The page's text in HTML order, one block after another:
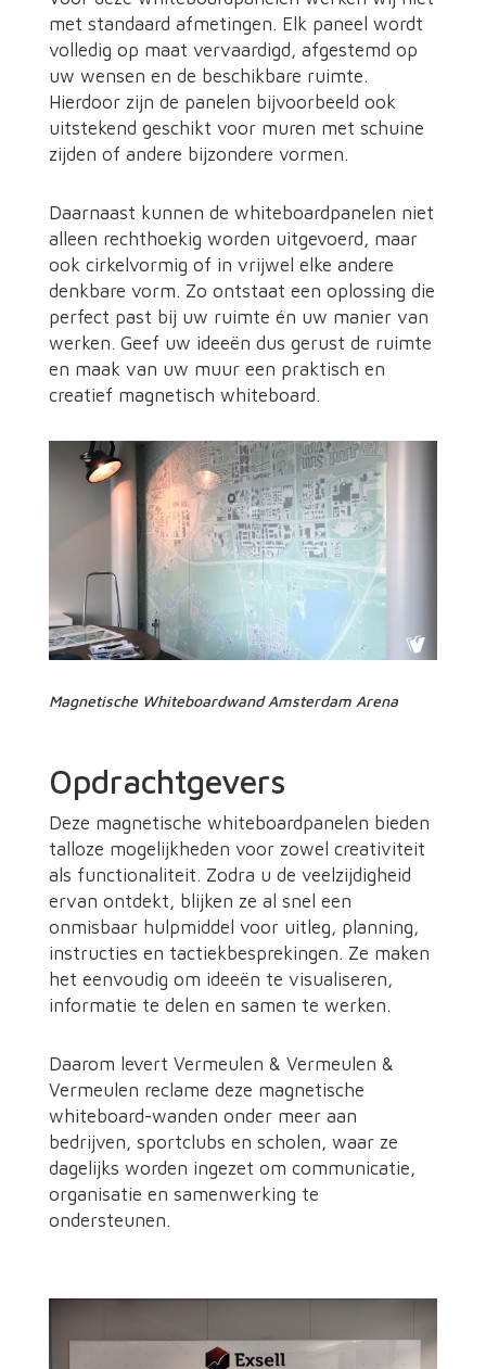
met standaard afmetingen. Elk paneel wordt
volledig op maat vervaardigd, afgestemd op
uw wensen en de beschikbare ruimte.
Hierdoor zijn de panelen bijvoorbeeld ook
uitstekend geschikt voor muren met schuine
zijden of andere bijzondere vormen.
Daarnaast kunnen de whiteboardpanelen niet
alleen rechthoekig worden uitgevoerd, maar
ook cirkelvormig of in vrijwel elke andere
denkbare vorm. Zo ontstaat een oplossing die
perfect past bij uw ruimte én uw manier van
werken. Geef uw ideeën dus gerust de ruimte
en maak van uw muur een praktisch en
creatief magnetisch whiteboard.
Magnetische Whiteboardwand Amsterdam Arena
Opdrachtgevers
Deze magnetische whiteboardpanelen bieden
talloze mogelijkheden voor zowel creativiteit
als functionaliteit. Zodra u de veelzijdigheid
ervan ontdekt, blijken ze al snel een
onmisbaar hulpmiddel voor uitleg, planning,
instructies en tactiekbesprekingen. Ze maken
het eenvoudig om ideeën te visualiseren,
informatie te delen en samen te werken.
Daarom levert Vermeulen & Vermeulen &
Vermeulen reclame deze magnetische
whiteboard-wanden onder meer aan
bedrijven, sportclubs en scholen, waar ze
dagelijks worden ingezet om communicatie,
organisatie en samenwerking te
ondersteunen.